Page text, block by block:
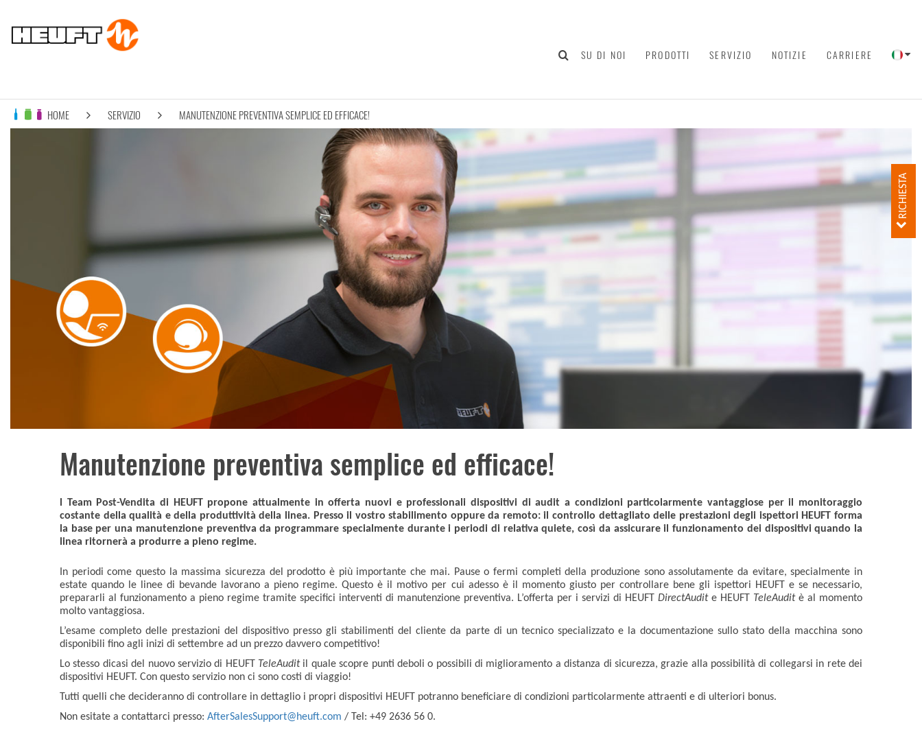
SU DI NOI PRODOTTI SERVIZIO NOTIZIE CARRIERE
HOME SERVIZIO MANUTENZIONE PREVENTIVA SEMPLICE ED EFFICACE!
RICHIESTA
Manutenzione preventiva semplice ed efficace!
l Team Post-Vendita di HEUFT propone attualmente in offerta nuovi e professionali dispositivi di audit a condizioni particolarmente vantaggiose per il monitoraggio
costante della qualità e della produttività della linea. Presso il vostro stabilimento oppure da remoto: il controllo dettagliato delle prestazioni degli ispettori HEUFT forma
la base per una manutenzione preventiva da programmare specialmente durante i periodi di relativa quiete, così da assicurare il funzionamento dei dispositivi quando la
linea ritornerà a produrre a pieno regime.
In periodi come questo la massima sicurezza del prodotto è più importante che mai. Pause o fermi completi della produzione sono assolutamente da evitare, specialmente in
estate quando le linee di bevande lavorano a pieno regime. Questo è il motivo per cui adesso è il momento giusto per controllare bene gli ispettori HEUFT e se necessario,
prepararli al funzionamento a pieno regime tramite specifici interventi di manutenzione preventiva. L’offerta per i servizi di HEUFT DirectAudit e HEUFT TeleAuditè al momento
molto vantaggiosa.
L’esame completo delle prestazioni del dispositivo presso gli stabilimenti del cliente da parte di un tecnico specializzato e la documentazione sullo stato della macchina sono
disponibili fino agli inizi di settembre ad un prezzo davvero competitivo!
Lo stesso dicasi del nuovo servizio di HEUFT
TeleAuditil quale scopre punti deboli o possibili di miglioramento a distanza di sicurezza, grazie alla possibilità di collegarsi in rete dei
dispositivi HEUFT. Con questo servizio non ci sono costi di viaggio!
Tutti quelli che decideranno di controllare in dettaglio i propri dispositivi HEUFT potranno beneficiare di condizioni particolarmente attraenti e di ulteriori bonus.
Non esitate a contattarci presso: AfterSalesSupport@heuft.com / Tel: +49 2636 56 0.